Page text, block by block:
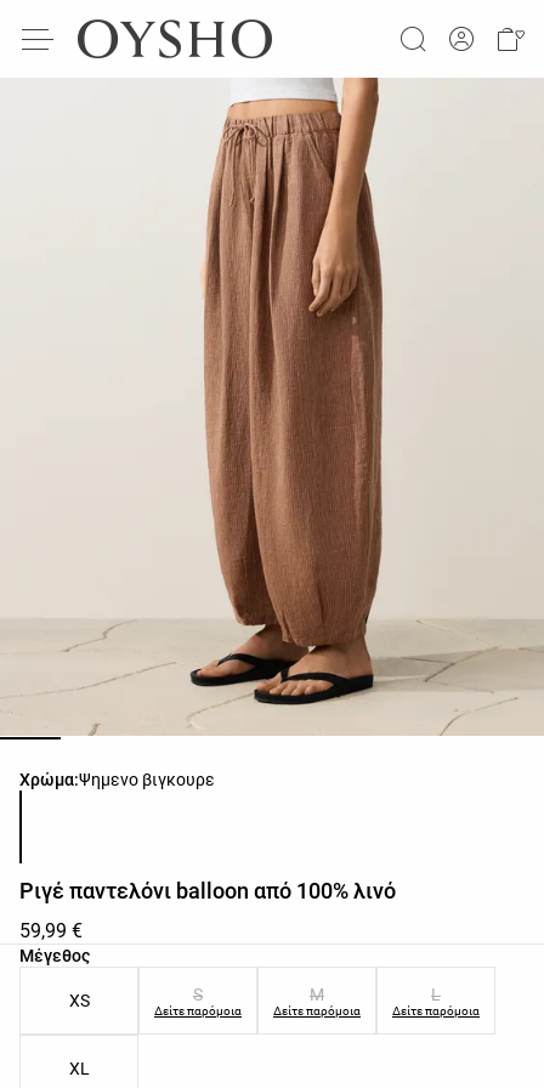
Χρώμα:Ψημενο βιγκουρε
Λίστα χρωμάτων προϊόντος
Ριγέ παντελόνι balloon από 100% λινό
59,99 €
Μέγεθος
Λίστα μεγεθών προϊόντος
XS S
Δείτε παρόμοια
M
Δείτε παρόμοια
L
Δείτε παρόμοια
XL